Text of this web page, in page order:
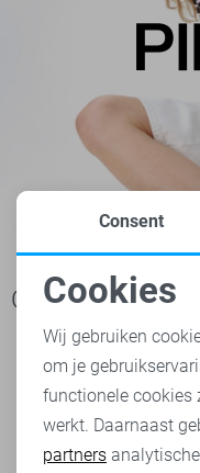
Ook het bekijken
Noodzakelijke
Personalisatie
Analytische
Consent
Cookies
Wij gebruiken
om je
functionele cookies
werkt. Daarnaast
partners